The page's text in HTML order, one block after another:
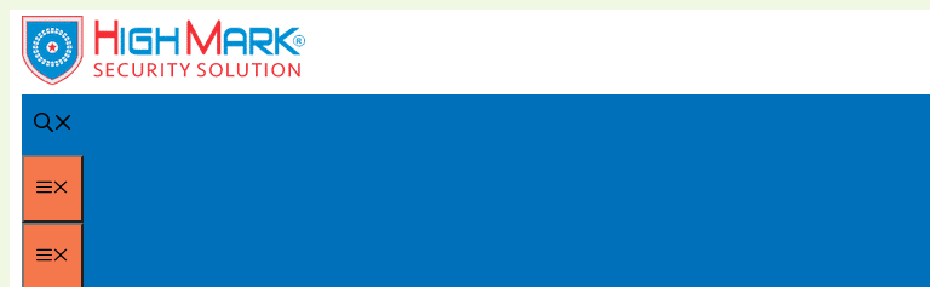
Chuyển
đến
nội
dung
Menu
Menu